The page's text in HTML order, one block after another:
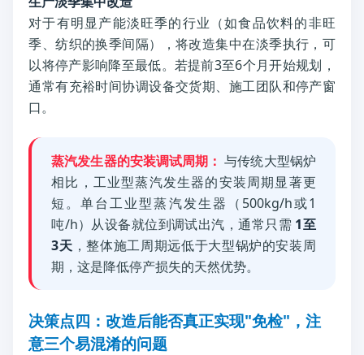
对于有明显产能淡旺季的行业（如食品饮料的非旺
季、纺织的换季间隔），将改造集中在淡季执行，可
以将停产影响降至最低。若提前3至6个月开始规划，
通常有充裕时间协调设备交货期、施工团队和停产窗
口。
蒸汽发生器的安装调试周期： 与传统大型锅炉
相比，工业型蒸汽发生器的安装周期显著更
短。单台工业型蒸汽发生器（500kg/h或1
吨/h）从设备就位到调试出汽，通常只需 1至
3天 ，整体施工周期远低于大型锅炉的安装周
期，这是降低停产损失的天然优势。
决策点四：改造后能否真正实现"免检"，注
意三个易混淆的问题